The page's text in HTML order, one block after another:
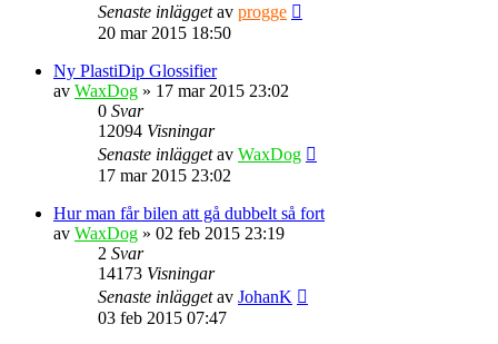
Senaste inläggetav progge
20 mar 2015 18:50
Ny PlastiDip Glossifier
av WaxDog » 17 mar 2015 23:02
0 Svar
12094 Visningar
Senaste inläggetav WaxDog
17 mar 2015 23:02
Hur man får bilen att gå dubbelt så fort
av WaxDog » 02 feb 2015 23:19
2 Svar
14173 Visningar
Senaste inläggetav JohanK
03 feb 2015 07:47